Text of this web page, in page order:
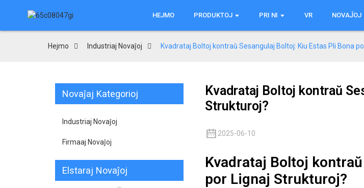
HEJMO PRODUKTOJ PRI NI VR NOVAĴOJ
Hejmo Industriaj Novaĵoj Kvadrataj Boltoj kontraŭ Sesangulaj Boltoj: Kiu Estas Pli Bona
Novaĵaj Kategorioj
Industriaj Novaĵoj
Firmaaj Novaĵoj
Elstaraj Novaĵoj
Kvadrataj Boltoj kontraŭ
Strukturoj?
2025-06-10
Kvadrataj Boltoj
por Lignaj Strukturoj?